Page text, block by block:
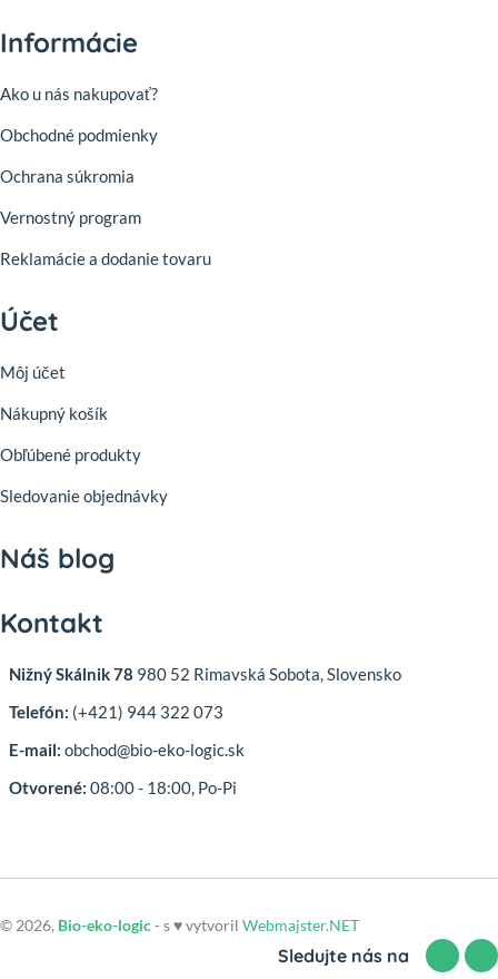
Informácie
Ako u nás nakupovať?
Obchodné podmienky
Ochrana súkromia
Vernostný program
Reklamácie a dodanie tovaru
Účet
Môj účet
Nákupný košík
Obľúbené produkty
Sledovanie objednávky
Náš blog
Kontakt
Nižný Skálnik 78 980 52 Rimavská Sobota, Slovensko
Telefón: (+421) 944 322 073
E-mail: obchod@bio-eko-logic.sk
Otvorené: 08:00 - 18:00, Po-Pi
© 2026, Bio-eko-logic- s ♥ vytvoril Webmajster.NET
Sledujte nás na